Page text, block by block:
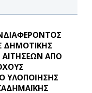
ΔΗΜΟΤΙΚΗΣ
ΑΙΤΗΣΕΩΝ ΑΠΟ
ΥΛΟΠΟΙΗΣΗΣ